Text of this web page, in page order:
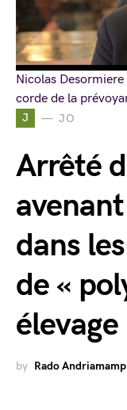
J JO
Arrêté
dans
de «
by Rado
Nicolas
corde de la